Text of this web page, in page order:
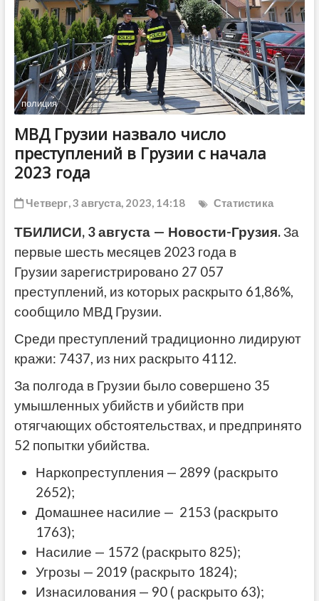
полиция
МВД Грузии назвало число
преступлений в Грузии с начала
2023 года
Четверг, 3 августа, 2023, 14:18 Статистика
ТБИЛИСИ, 3 августа — Новости-Грузия.За
первые шесть месяцев 2023 года в
Грузии зарегистрировано 27 057
преступлений, из которых раскрыто 61,86%,
сообщило МВД Грузии.
Среди преступлений традиционно лидируют
кражи: 7437, из них раскрыто 4112.
За полгода в Грузии было совершено 35
умышленных убийств и убийств при
отягчающих обстоятельствах, и предпринято
52 попытки убийства.
Наркопреступления — 2899 (раскрыто
2652);
Домашнее насилие — 2153 (раскрыто
1763);
Насилие — 1572 (раскрыто 825);
Угрозы — 2019 (раскрыто 1824);
Изнасилования — 90 ( раскрыто 63);